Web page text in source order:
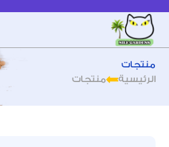
منتجات
الرئيسية
منتجات